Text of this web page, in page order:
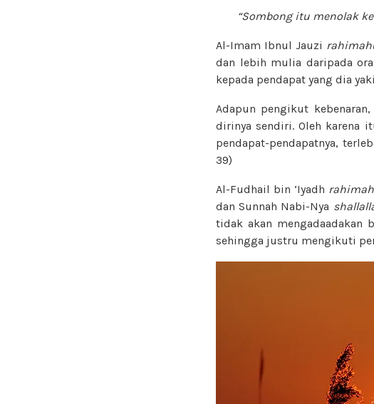
“Sombong itu menolak
Al-Imam Ibnul Jauzi
dan lebih mulia daripada
kepada pendapat yang dia
Adapun pengikut
dirinya sendiri. Oleh karena
pendapat-pendapatnya,
39)
Al-Fudhail bin ‘Iyadh
dan Sunnah Nabi-Nya
tidak akan mengadaadakan
sehingga justru mengikuti